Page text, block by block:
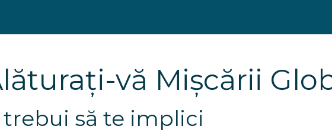
vă Mișcării
trebui să te implici